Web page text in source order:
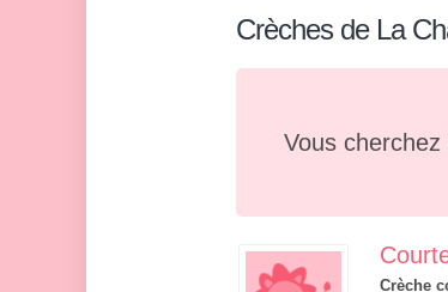
Crèches de La
Vous
Crèche